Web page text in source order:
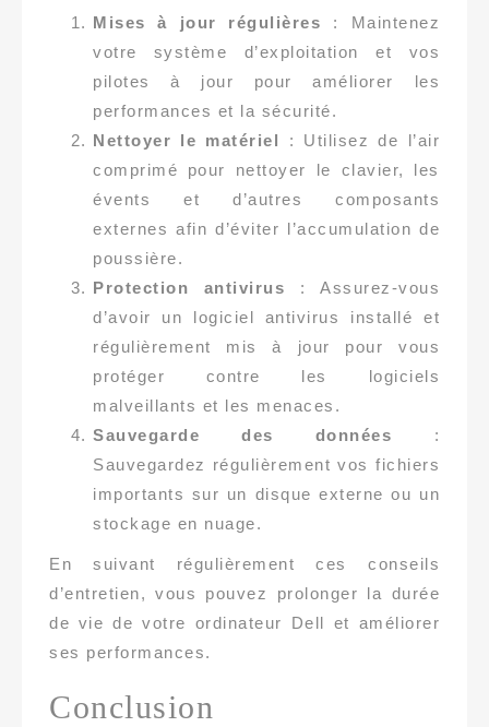
Mises à jour régulières : Maintenez
votre système d’exploitation et vos
pilotes à jour pour améliorer les
performances et la sécurité.
Nettoyer le matériel
: Utilisez de l’air
comprimé pour nettoyer le clavier, les
évents et d’autres composants
externes afin d’éviter l’accumulation de
poussière.
Protection antivirus : Assurez-vous
d’avoir un logiciel antivirus installé et
régulièrement mis à jour pour vous
protéger contre les logiciels
malveillants et les menaces.
Sauvegarde des données :
Sauvegardez régulièrement vos fichiers
importants sur un disque externe ou un
stockage en nuage.
En suivant régulièrement ces conseils
d’entretien, vous pouvez prolonger la durée
de vie de votre ordinateur Dell et améliorer
ses performances.
Conclusion